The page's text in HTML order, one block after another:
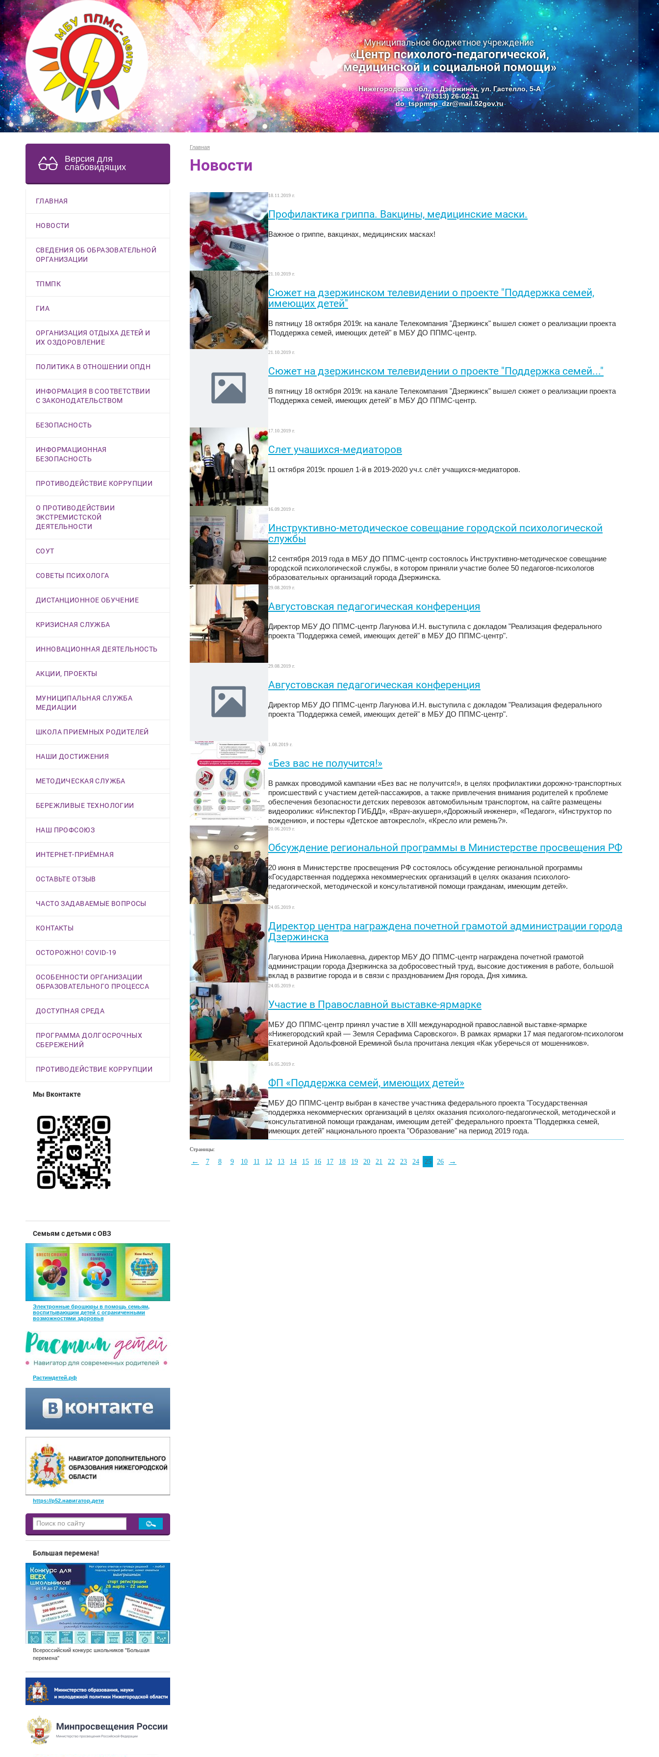
Муниципальное бюджетное учреждение
«Центр психолого-педагогической,
медицинской и социальной помощи»
Нижегородская обл., г. Дзержинск, ул. Гастелло, 5-А
+7(8313) 26-02-11
do_tsppmsp_dzr@mail.52gov.ru
Версия для
слабовидящих
ГЛАВНАЯ
НОВОСТИ
СВЕДЕНИЯ ОБ ОБРАЗОВАТЕЛЬНОЙ
ОРГАНИЗАЦИИ
ТПМПК
ГИА
ОРГАНИЗАЦИЯ ОТДЫХА ДЕТЕЙ И
ИХ ОЗДОРОВЛЕНИЕ
ПОЛИТИКА В ОТНОШЕНИИ ОПДН
ИНФОРМАЦИЯ В СООТВЕТСТВИИ
С ЗАКОНОДАТЕЛЬСТВОМ
БЕЗОПАСНОСТЬ
ИНФОРМАЦИОННАЯ
БЕЗОПАСНОСТЬ
ПРОТИВОДЕЙСТВИЕ КОРРУПЦИИ
О ПРОТИВОДЕЙСТВИИ
ЭКСТРЕМИСТСКОЙ
ДЕЯТЕЛЬНОСТИ
СОУТ
СОВЕТЫ ПСИХОЛОГА
ДИСТАНЦИОННОЕ ОБУЧЕНИЕ
КРИЗИСНАЯ СЛУЖБА
ИННОВАЦИОННАЯ ДЕЯТЕЛЬНОСТЬ
АКЦИИ, ПРОЕКТЫ
МУНИЦИПАЛЬНАЯ СЛУЖБА
МЕДИАЦИИ
ШКОЛА ПРИЕМНЫХ РОДИТЕЛЕЙ
НАШИ ДОСТИЖЕНИЯ
МЕТОДИЧЕСКАЯ СЛУЖБА
БЕРЕЖЛИВЫЕ ТЕХНОЛОГИИ
НАШ ПРОФСОЮЗ
ИНТЕРНЕТ-ПРИЁМНАЯ
ОСТАВЬТЕ ОТЗЫВ
ЧАСТО ЗАДАВАЕМЫЕ ВОПРОСЫ
КОНТАКТЫ
ОСТОРОЖНО! COVID-19
ОСОБЕННОСТИ ОРГАНИЗАЦИИ
ОБРАЗОВАТЕЛЬНОГО ПРОЦЕССА
ДОСТУПНАЯ СРЕДА
ПРОГРАММА ДОЛГОСРОЧНЫХ
СБЕРЕЖЕНИЙ
ПРОТИВОДЕЙСТВИЕ КОРРУПЦИИ
Мы Вконтакте
Семьям с детьми с ОВЗ
Электронные брошюры в помощь семьям,
воспитывающим детей с ограниченными
возможностями здоровья
Растимдетей.рф
https://р52.навигатор.дети
Большая перемена!
Всероссийский конкурс школьников "Большая
перемена"
Главная
Новости
18.11.2019 г.
Профилактика гриппа. Вакцины, медицинские маски.
Важное о гриппе, вакцинах, медицинских масках!
21.10.2019 г.
Сюжет на дзержинском телевидении о проекте "Поддержка семей,
имеющих детей"
В пятницу 18 октября 2019г. на канале Телекомпания "Дзержинск" вышел сюжет о реализации проекта
"Поддержка семей, имеющих детей" в МБУ ДО ППМС-центр.
21.10.2019 г.
Сюжет на дзержинском телевидении о проекте "Поддержка семей..."
В пятницу 18 октября 2019г. на канале Телекомпания "Дзержинск" вышел сюжет о реализации проекта
"Поддержка семей, имеющих детей" в МБУ ДО ППМС-центр.
17.10.2019 г.
Слет учашихся-медиаторов
11 октября 2019г. прошел 1-й в 2019-2020 уч.г. слёт учащихся-медиаторов.
16.09.2019 г.
Инструктивно-методическое совещание городской психологической
службы
12 сентября 2019 года в МБУ ДО ППМС-центр состоялось Инструктивно-методическое совещание
городской психологической службы, в котором приняли участие более 50 педагогов-психологов
образовательных организаций города Дзержинска.
29.08.2019 г.
Августовская педагогическая конференция
Директор МБУ ДО ППМС-центр Лагунова И.Н. выступила с докладом "Реализация федерального
проекта "Поддержка семей, имеющих детей" в МБУ ДО ППМС-центр".
29.08.2019 г.
Августовская педагогическая конференция
Директор МБУ ДО ППМС-центр Лагунова И.Н. выступила с докладом "Реализация федерального
проекта "Поддержка семей, имеющих детей" в МБУ ДО ППМС-центр".
1.08.2019 г.
«Без вас не получится!»
В рамках проводимой кампании «Без вас не получится!», в целях профилактики дорожно-транспортных
происшествий с участием детей-пассажиров, а также привлечения внимания родителей к проблеме
обеспечения безопасности детских перевозок автомобильным транспортом, на сайте размещены
видеоролики: «Инспектор ГИБДД», «Врач-акушер»,«Дорожный инженер», «Педагог», «Инструктор по
вождению», и постеры «Детское автокресло!», «Кресло или ремень?».
20.06.2019 г.
Обсуждение региональной программы в Министерстве просвещения РФ
20 июня в Министерстве просвещения РФ состоялось обсуждение региональной программы
«Государственная поддержка некоммерческих организаций в целях оказания психолого-
педагогической, методической и консультативной помощи гражданам, имеющим детей».
24.05.2019 г.
Директор центра награждена почетной грамотой администрации города
Дзержинска
Лагунова Ирина Николаевна, директор МБУ ДО ППМС-центр награждена почетной грамотой
администрации города Дзержинска за добросовестный труд, высокие достижения в работе, большой
вклад в развитие города и в связи с празднованием Дня города, Дня химика.
24.05.2019 г.
Участие в Православной выставке-ярмарке
МБУ ДО ППМС-центр принял участие в XIII международной православной выставке-ярмарке
«Нижегородский край — Земля Серафима Саровского». В рамках ярмарки 17 мая педагогом-психологом
Екатериной Адольфовной Ереминой была прочитана лекция «Как уберечься от мошенников».
16.05.2019 г.
ФП «Поддержка семей, имеющих детей»
МБУ ДО ППМС-центр выбран в качестве участника федерального проекта "Государственная
поддержка некоммерческих организаций в целях оказания психолого-педагогической, методической и
консультативной помощи гражданам, имеющим детей" федерального проекта "Поддержка семей,
имеющих детей" национального проекта "Образование" на период 2019 года.
Страницы:
← 7 8 9 10 11 12 13 14 15 16 17 18 19 20 21 22 23 24 25 26 →